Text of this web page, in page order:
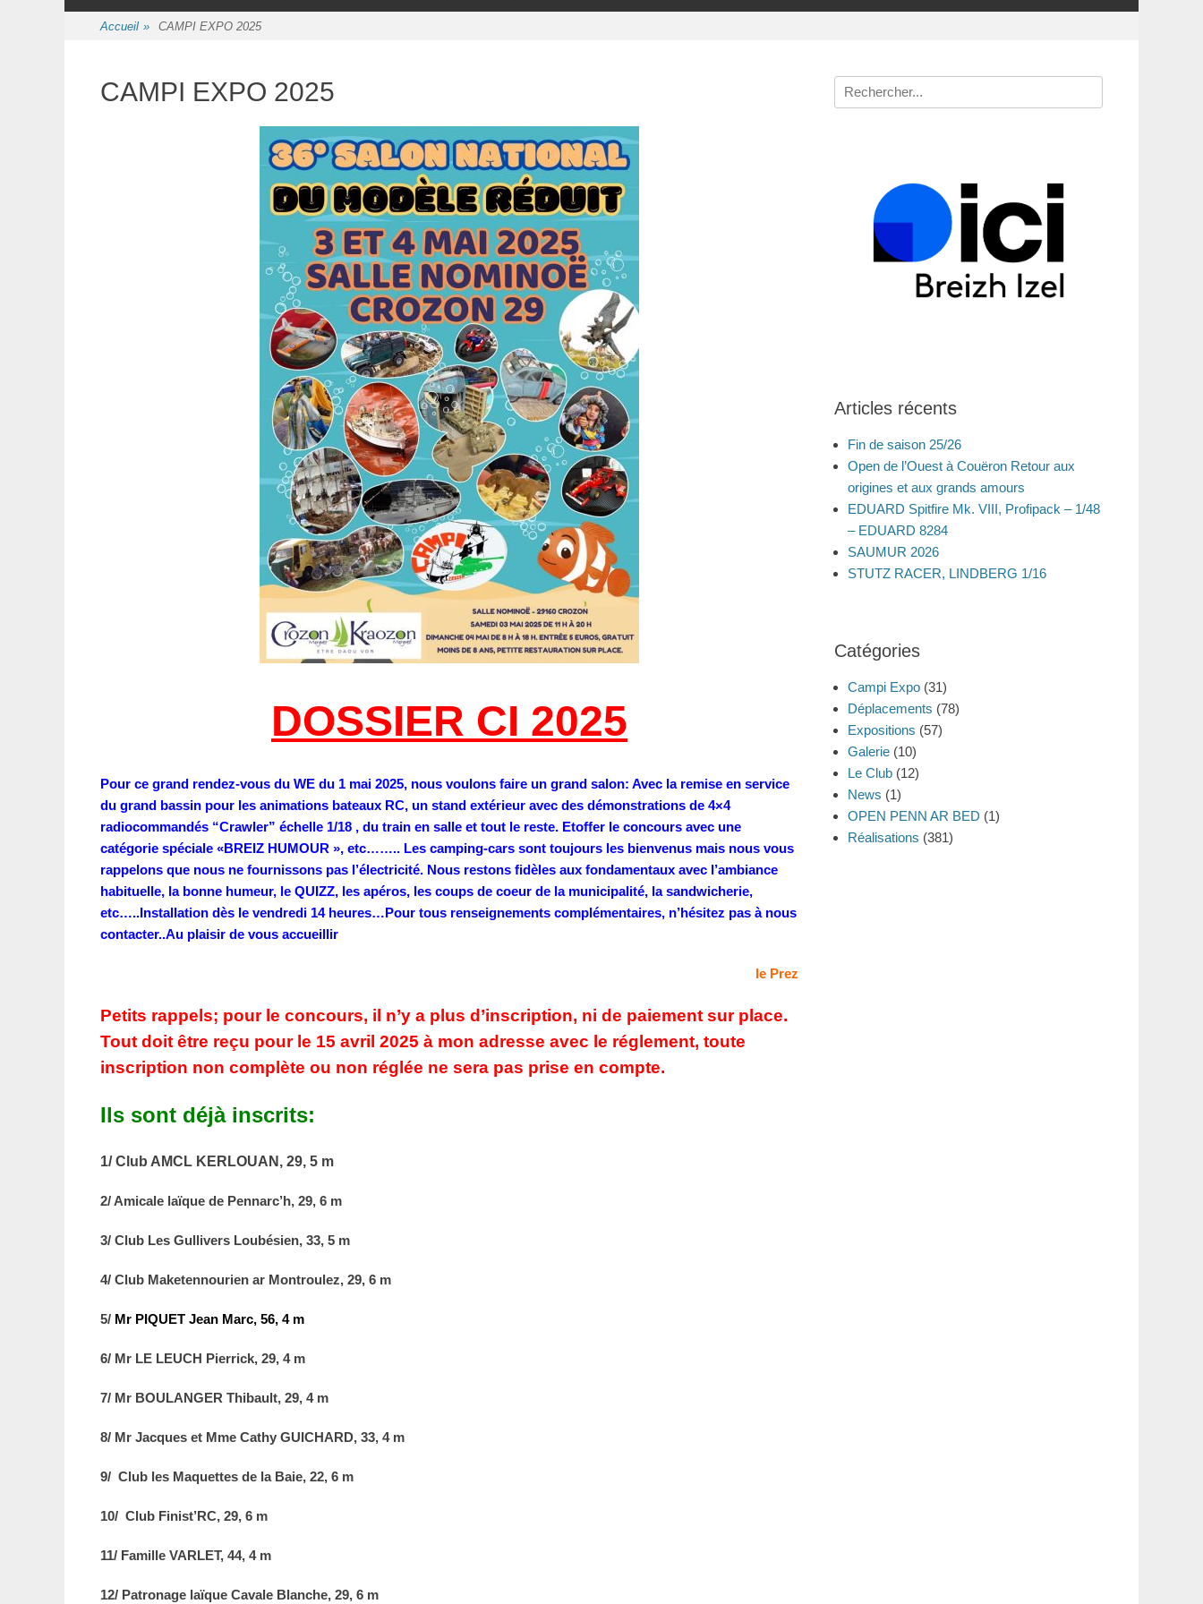
contenu
Accueil » CAMPI EXPO 2025
CAMPI EXPO 2025
DOSSIER CI 2025
Pour ce grand rendez-vous du WE du 1 mai 2025, nous voulons faire un grand salon: Avec la remise en service
du grand bassin pour les animations bateaux RC, un stand extérieur avec des démonstrations de 4×4
radiocommandés “Crawler” échelle 1/18 , du train en salle et tout le reste. Etoffer le concours avec une
catégorie spéciale «BREIZ HUMOUR », etc…….. Les camping-cars sont toujours les bienvenus mais nous vous
rappelons que nous ne fournissons pas l’électricité. Nous restons fidèles aux fondamentaux avec l’ambiance
habituelle, la bonne humeur, le QUIZZ, les apéros, les coups de coeur de la municipalité, la sandwicherie,
etc…..Installation dès le vendredi 14 heures…Pour tous renseignements complémentaires, n’hésitez pas à nous
contacter..Au plaisir de vous accueillir
le Prez
Petits rappels; pour le concours, il n’y a plus d’inscription, ni de paiement sur place.
Tout doit être reçu pour le 15 avril 2025 à mon adresse avec le réglement, toute
inscription non complète ou non réglée ne sera pas prise en compte.
Ils sont déjà inscrits:
1/ Club AMCL KERLOUAN, 29, 5 m
2/ Amicale laïque de Pennarc’h, 29, 6 m
3/ Club Les Gullivers Loubésien, 33, 5 m
4/ Club Maketennourien ar Montroulez, 29, 6 m
5/ Mr PIQUET Jean Marc, 56, 4 m
6/ Mr LE LEUCH Pierrick, 29, 4 m
7/ Mr BOULANGER Thibault, 29, 4 m
8/ Mr Jacques et Mme Cathy GUICHARD, 33, 4 m
9/ Club les Maquettes de la Baie, 22, 6 m
10/ Club Finist’RC, 29, 6 m
11/ Famille VARLET, 44, 4 m
12/ Patronage laïque Cavale Blanche, 29, 6 m
Recherche
pour
Articles récents
Fin de saison 25/26
Open de l’Ouest à Couëron Retour aux
origines et aux grands amours
EDUARD Spitfire Mk. VIII, Profipack – 1/48
– EDUARD 8284
SAUMUR 2026
STUTZ RACER, LINDBERG 1/16
Catégories
Campi Expo (31)
Déplacements (78)
Expositions (57)
Galerie (10)
Le Club (12)
News (1)
OPEN PENN AR BED (1)
Réalisations (381)